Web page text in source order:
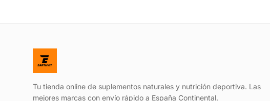
Tu tienda online de suplementos naturales y nutrición deportiva. Las
mejores marcas con envío rápido a España Continental.